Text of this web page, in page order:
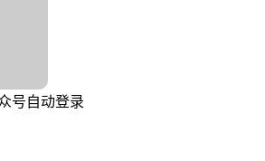
号自动登录